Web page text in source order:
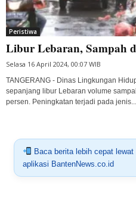
Peristiwa
Libur Lebaran, Sampah
Selasa 16 April 2024, 00:07 WIB
TANGERANG - Dinas Lingkungan
sepanjang libur Lebaran volume
persen. Peningkatan terjadi pada jenis...
Baca berita lebih cepat lewat
aplikasi BantenNews.co.id